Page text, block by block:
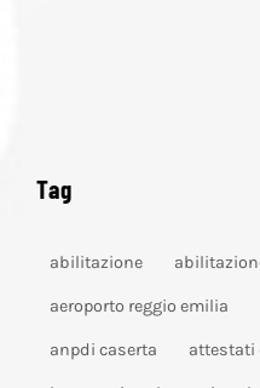
Tag
abilitazione
aeroporto reggio emilia
anpdi caserta attestati